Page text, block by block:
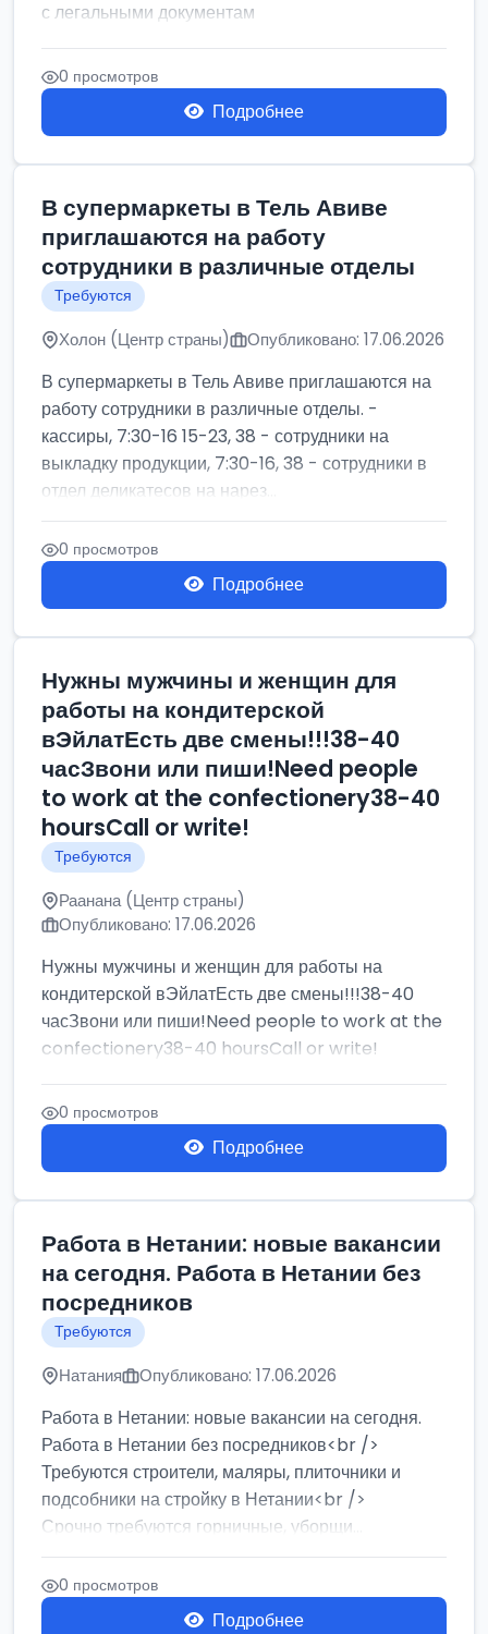
с легальными документам
0 просмотров
Подробнее
В супермаркеты в Тель Авиве
приглашаются на работу
сотрудники в различные отделы
Требуются
Холон (Центр страны) Опубликовано: 17.06.2026
В супермаркеты в Тель Авиве приглашаются на
работу сотрудники в различные отделы. -
кассиры, 7:30-16 15-23, 38 - сотрудники на
выкладку продукции, 7:30-16, 38 - сотрудники в
отдел деликатесов на нарез...
0 просмотров
Подробнее
Нужны мужчины и женщин для
работы на кондитерской
вЭйлатЕсть две смены!!!38-40
часЗвони или пиши!Need people
to work at the confectionery38-40
hoursCall or write!
Требуются
Раанана (Центр страны)
Опубликовано: 17.06.2026
Нужны мужчины и женщин для работы на
кондитерской вЭйлатЕсть две смены!!!38-40
часЗвони или пиши!Need people to work at the
confectionery38-40 hoursCall or write!
0 просмотров
Подробнее
Работа в Нетании: новые вакансии
на сегодня. Работа в Нетании без
посредников
Требуются
Натания Опубликовано: 17.06.2026
Работа в Нетании: новые вакансии на сегодня.
Работа в Нетании без посредников<br />
Требуются строители, маляры, плиточники и
подсобники на стройку в Нетании<br />
Срочно требуются горничные, уборщи...
0 просмотров
Подробнее